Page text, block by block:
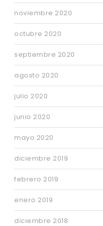
noviembre 2020
octubre 2020
septiembre 2020
agosto 2020
julio 2020
junio 2020
mayo 2020
diciembre 2019
febrero 2019
enero 2019
diciembre 2018